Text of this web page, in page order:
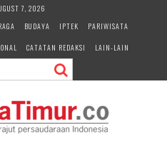
7, 2026
BUDAYA IPTEK
PARIWISATA
CATATAN REDAKSI LAIN-LAIN